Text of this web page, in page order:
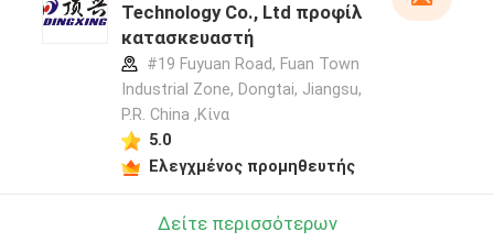
Technology Co., Ltd προφίλ
κατασκευαστή
#19 Fuyuan Road, Fuan Town
Industrial Zone, Dongtai, Jiangsu,
P.R. China ,Κίνα
5.0
Ελεγχμένος προμηθευτής
Δείτε περισσότερων